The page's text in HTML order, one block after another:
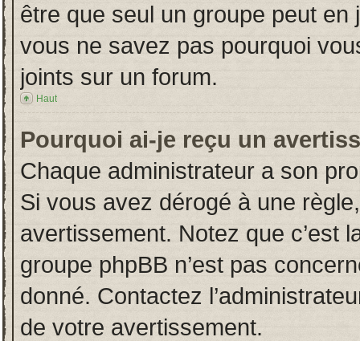
être que seul un groupe peut en
vous ne savez pas pourquoi
joints sur un forum.
Haut
Pourquoi ai-je reçu un
Chaque administrateur a son
Si vous avez dérogé à une
avertissement. Notez que c’est
groupe phpBB n’est pas
donné. Contactez
de votre avertissement.